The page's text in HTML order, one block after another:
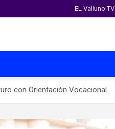
EL Valluno TV
con Orientación Vocacional.